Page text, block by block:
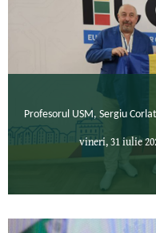
Profesorul USM, Sergiu
vineri, 31 iulie